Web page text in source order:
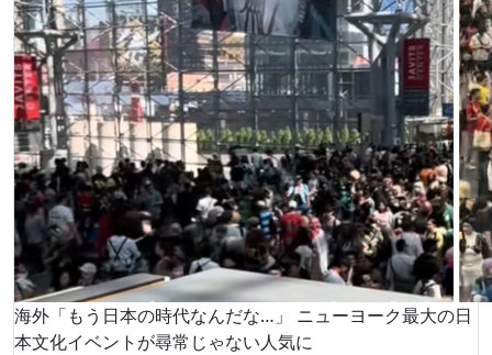
海外「もう日本の時代なんだな…」 ニューヨーク最大の日
本文化イベントが尋常じゃない人気に